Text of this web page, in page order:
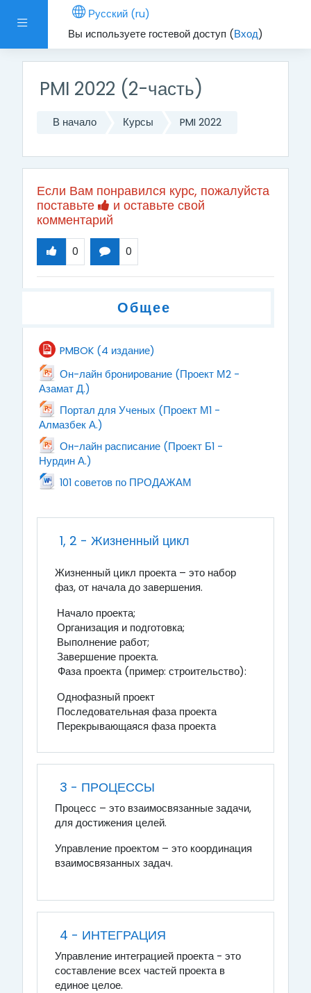
Боковая панель
Русский ‎(ru)‎
Вы используете гостевой доступ (Вход)
Перейти к основному содержанию
PMI 2022 (2-часть)
В начало Курсы PMI 2022
Если Вам понравился курс, пожалуйста
поставьте
и оставьте свой
комментарий
0 0
Общее
PMBOK (4 издание)
Он-лайн бронирование (Проект М2 -
Азамат Д.)
Портал для Ученых (Проект М1 -
Алмазбек А.)
Он-лайн расписание (Проект Б1 -
Нурдин А.)
101 советов по ПРОДАЖАМФайл
1, 2 - Жизненный цикл
Жизненный цикл проекта – это набор
фаз, от начала до завершения.
Начало проекта;
Организация и подготовка;
Выполнение работ;
Завершение проекта.
Фаза проекта (пример: строительство):
Однофазный проект
Последовательная фаза проекта
Перекрывающаяся фаза проекта
3 - ПРОЦЕССЫ
Процесс – это взаимосвязанные задачи,
для достижения целей.
Управление проектом – это координация
взаимосвязанных задач.
4 - ИНТЕГРАЦИЯ
Управление интеграцией проекта - это
составление всех частей проекта в
единое целое.